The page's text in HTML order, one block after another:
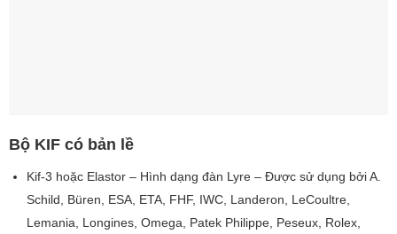
Bộ KIF có bản lề
Kif-3 hoặc Elastor – Hình dạng đàn Lyre – Được sử dụng bởi A.
Schild, Büren, ESA, ETA, FHF, IWC, Landeron, LeCoultre,
Lemania, Longines, Omega, Patek Philippe, Peseux, Rolex,